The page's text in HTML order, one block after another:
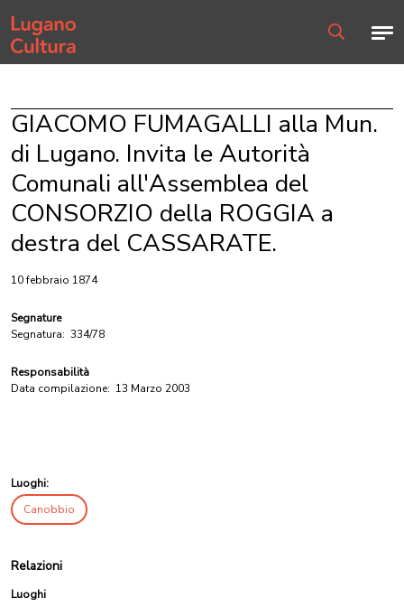
Home page
GIACOMO FUMAGALLI alla Mun.
di Lugano. Invita le Autorità
Comunali all'Assemblea del
CONSORZIO della ROGGIA a
destra del CASSARATE.
10 febbraio 1874
Segnature
Segnatura: 334/78
Responsabilità
Data compilazione: 13 Marzo 2003
Luoghi:
Canobbio
Relazioni
Luoghi